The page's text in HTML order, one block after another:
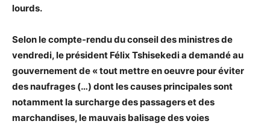
lourds.
Selon le compte-rendu du conseil des ministres de
vendredi, le président Félix Tshisekedi a demandé au
gouvernement de « tout mettre en oeuvre pour éviter
des naufrages (…) dont les causes principales sont
notamment la surcharge des passagers et des
marchandises, le mauvais balisage des voies